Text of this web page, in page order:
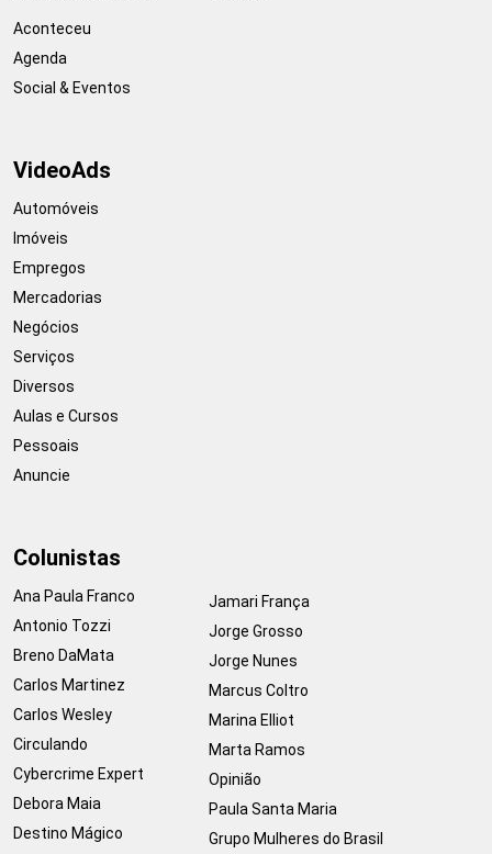
Aconteceu
Agenda
Social & Eventos
VideoAds
Automóveis
Imóveis
Empregos
Mercadorias
Negócios
Serviços
Diversos
Aulas e Cursos
Pessoais
Anuncie
Colunistas
Ana Paula Franco
Antonio Tozzi
Breno DaMata
Carlos Martinez
Carlos Wesley
Circulando
Cybercrime Expert
Debora Maia
Destino Mágico
Jamari França
Jorge Grosso
Jorge Nunes
Marcus Coltro
Marina Elliot
Marta Ramos
Opinião
Paula Santa Maria
Grupo Mulheres do Brasil